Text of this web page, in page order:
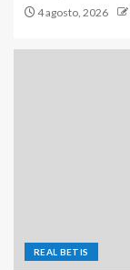
4 agosto, 2026
REAL BETIS